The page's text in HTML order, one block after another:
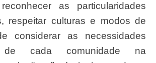
as particularidades
respeitar culturas e modos de
considerar as necessidades
de cada comunidade na